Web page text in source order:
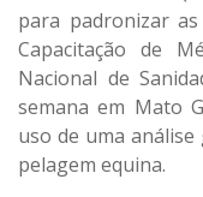
para padronizar
Capacitação de
Nacional de
semana em Mato
uso de uma
pelagem equina.